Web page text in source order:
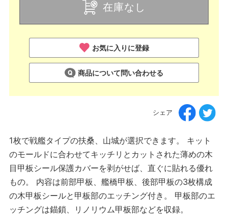
在庫なし
お気に入りに登録
商品について問い合わせる
シェア
1枚で戦艦タイプの扶桑、山城が選択できます。 キット
のモールドに合わせてキッチリとカットされた薄めの木
目甲板シール保護カバーを剥がせば、直ぐに貼れる優れ
もの。 内容は前部甲板、艦橋甲板、後部甲板の3枚構成
の木甲板シールと甲板部のエッチング付き。 甲板部のエ
ッチングは錨鎖、リノリウム甲板部などを収録。